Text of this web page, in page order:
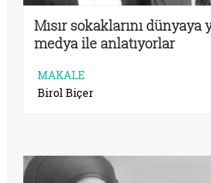
Mısır sokaklarını dünyaya
medya ile anlatıyorlar
MAKALE
Birol Biçer